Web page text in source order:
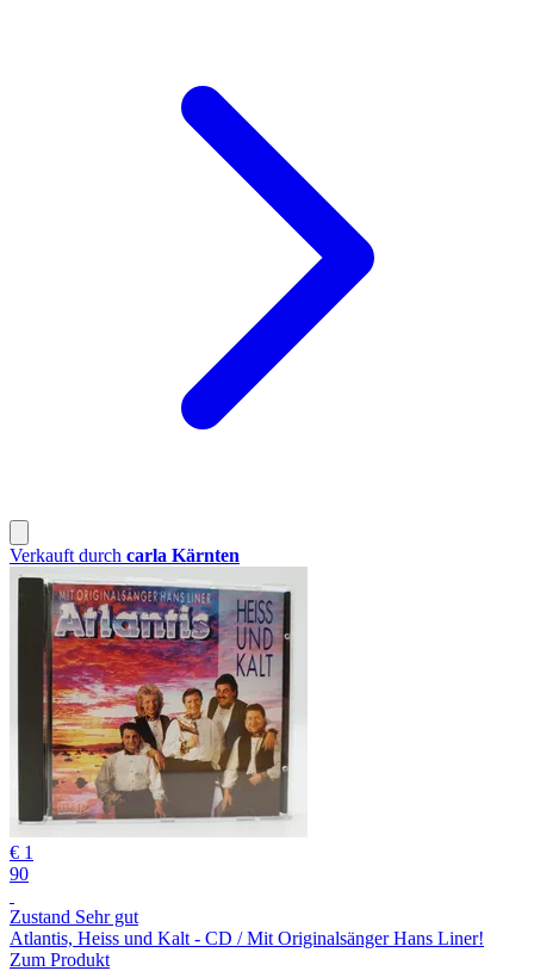
Verkauft durch carla Kärnten
€ 1
90
Zustand Sehr gut
Atlantis, Heiss und Kalt - CD / Mit Originalsänger Hans Liner!
Zum Produkt